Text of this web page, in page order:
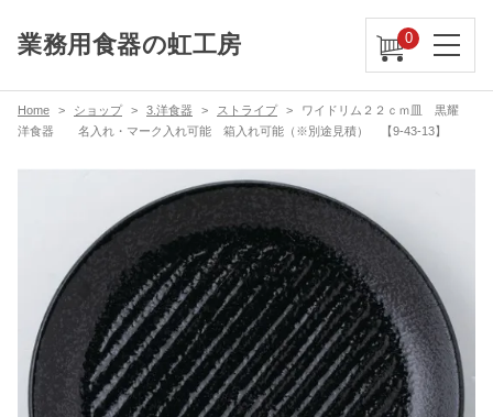
業務用食器の虹工房 0
Home ショップ 3.洋食器 ストライプ
ワイドリム２２ｃｍ皿 黒耀
洋食器 名入れ・マーク入れ可能 箱入れ可能（※別途見積） 【9-43-13】